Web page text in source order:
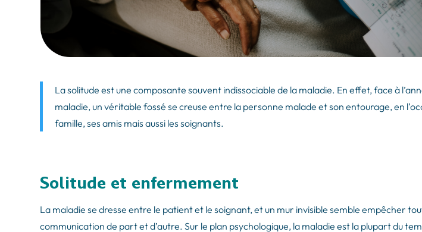
La solitude est une composante souvent indissociable de la maladie. En effet, face à
maladie, un véritable fossé se creuse entre la personne malade et son entourage, en
famille, ses amis mais aussi les soignants.
Solitude et enfermement
La maladie se dresse entre le patient et le soignant, et un mur invisible semble empêcher
communication de part et d’autre. Sur le plan psychologique, la maladie est la plupart du